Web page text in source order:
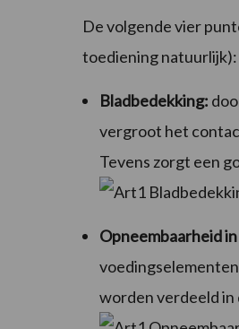
De volgende vier
toediening natuurlijk):
Bladbedekking:
vergroot het
Tevens zorgt een
Opneembaarheid
worden verdeeld in